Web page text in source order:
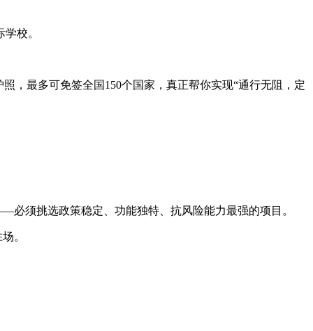
校。
，最多可免签全国150个国家，真正帮你实现“通行无阻，定
须挑选政策稳定、功能独特、抗风险能力最强的项目。
。